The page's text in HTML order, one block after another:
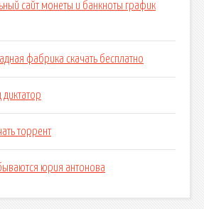
сайт монеты и банкноты график
фабрика скачать бесплатно
диктатор
торрент
юрия антонова